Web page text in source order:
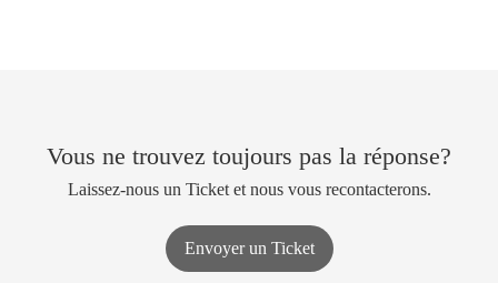
Vous ne trouvez toujours pas la réponse?
Laissez-nous un Ticket et nous vous recontacterons.
Envoyer un Ticket